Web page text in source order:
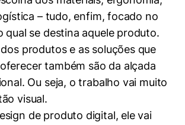
– tudo, enfim, focado no
qual se destina aquele produto.
produtos e as soluções que
também são da alçada
Ou seja, o trabalho vai muito
visual.
de produto digital, ele vai